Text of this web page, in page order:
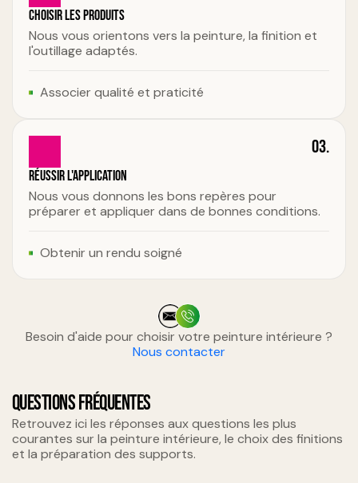
Choisir les produits
Nous vous orientons vers la peinture, la finition et
l'outillage adaptés.
Associer qualité et praticité
03.
Réussir l'application
Nous vous donnons les bons repères pour
préparer et appliquer dans de bonnes conditions.
Obtenir un rendu soigné
Besoin d'aide pour choisir votre peinture intérieure ?
Nous contacter
QUESTIONS FRÉQUENTES
Retrouvez ici les réponses aux questions les plus
courantes sur la peinture intérieure, le choix des finitions
et la préparation des supports.